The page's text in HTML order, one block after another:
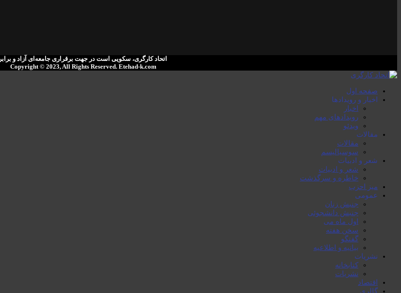
اتحاد کارگری، سکویی است در جهت برقراری جامعەای آزاد و برابر
Copyright © 2023, All Rights Reserved. ‌Etehad-k.com
صفحە اول
اخبار و رویدادها
اخبار
رویدادهای مهم
ویدئو
مقالات
مقالات
سوسیالیسم
شعر و ادبیات
شعر و ادبیات
خاطرە و سرگذشت
میز احزب
عمومی
جنبش زنان
جنبش دانشجوئی
اول ماە می
سخن هفتە
گفتگو
بیانیە و اطلاعیە
نشریات
کتابخانە
نشریات
اقتصاد
گالری